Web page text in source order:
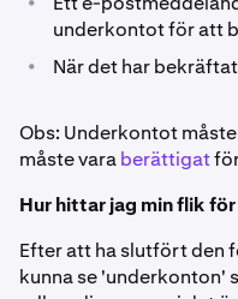
underkontot för att
• När det har
Obs: Underkontot
måste varaberättigat
Hur hittar jag min flik
Efter att ha slutfört den
kunna se 'underkonton'